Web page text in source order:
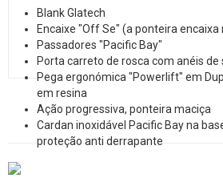
Blank Glatech
Encaixe "Off Se" (a ponteira
Passadores "Pacific Bay"
Porta carreto de rosca com anéis de
Pega ergonómica "Powerlift" em
em resina
Ação progressiva, ponteira maciça
Cardan inoxidável Pacific Bay na
proteção anti derrapante